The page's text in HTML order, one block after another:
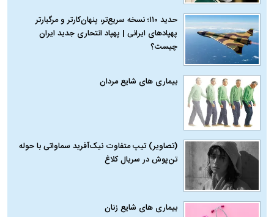
حدید ۱۱۰؛ نسخه سریع‌تر، پنهان‌کارتر و مرگبارتر
پهپادهای ایرانی | پهپاد انتحاری جدید ایران
چیست؟
بیماری‌ های شایع مردان
(تصاویر) تیپ متفاوت نیک‌آفرید سماواتی با حوله
تن‌پوش در سریال کلاغ
بیماری‌ های شایع زنان